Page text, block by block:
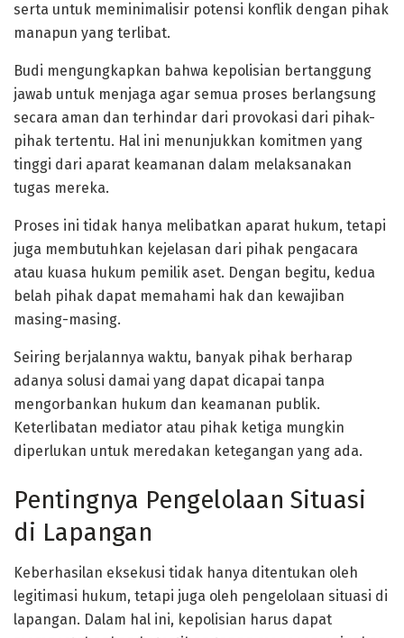
serta untuk meminimalisir potensi konflik dengan pihak
manapun yang terlibat.
Budi mengungkapkan bahwa kepolisian bertanggung
jawab untuk menjaga agar semua proses berlangsung
secara aman dan terhindar dari provokasi dari pihak-
pihak tertentu. Hal ini menunjukkan komitmen yang
tinggi dari aparat keamanan dalam melaksanakan
tugas mereka.
Proses ini tidak hanya melibatkan aparat hukum, tetapi
juga membutuhkan kejelasan dari pihak pengacara
atau kuasa hukum pemilik aset. Dengan begitu, kedua
belah pihak dapat memahami hak dan kewajiban
masing-masing.
Seiring berjalannya waktu, banyak pihak berharap
adanya solusi damai yang dapat dicapai tanpa
mengorbankan hukum dan keamanan publik.
Keterlibatan mediator atau pihak ketiga mungkin
diperlukan untuk meredakan ketegangan yang ada.
Pentingnya Pengelolaan Situasi
di Lapangan
Keberhasilan eksekusi tidak hanya ditentukan oleh
legitimasi hukum, tetapi juga oleh pengelolaan situasi di
lapangan. Dalam hal ini, kepolisian harus dapat